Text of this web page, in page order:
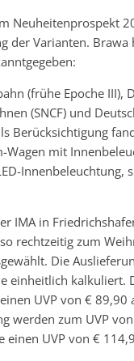
Neuheitenprospekt
der Varianten.
(frühe Epoche III),
(SNCF) und
Berücksichtigung
mit
Innenbeleuchtung,
IMA in
rechtzeitig zum
Die
einheitlich kalkuliert.
UVP von €
werden zum UVP
einen UVP von €